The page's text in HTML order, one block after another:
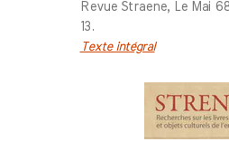
Revue Straene, Le Mai
13.
Texte intégral